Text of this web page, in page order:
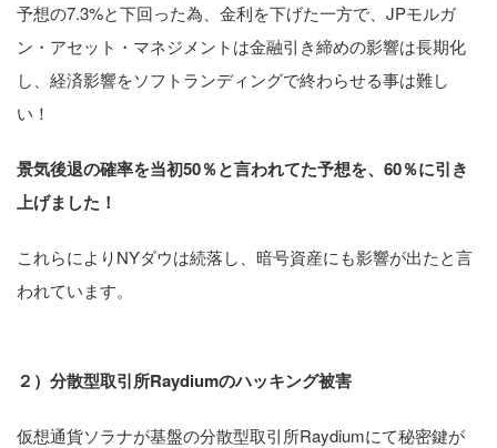
予想の7.3%と下回った為、金利を下げた一方で、JPモルガ
ン・アセット・マネジメントは金融引き締めの影響は長期化
し、経済影響をソフトランディングで終わらせる事は難し
い！
景気後退の確率を当初50％と言われてた予想を、60％に引き
上げました！
これらによりNYダウは続落し、暗号資産にも影響が出たと言
われています。
２）分散型取引所Raydiumのハッキング被害
仮想通貨ソラナが基盤の分散型取引所Raydiumにて秘密鍵が